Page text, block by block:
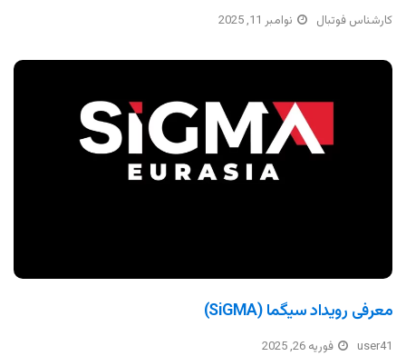
کارشناس فوتبال نوامبر 11, 2025
معرفی رویداد سیگما (SiGMA)
user41 فوریه 26, 2025